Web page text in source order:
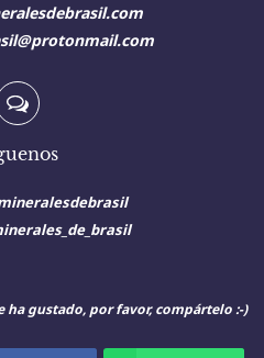
ha gustado, por favor, compártelo :-)